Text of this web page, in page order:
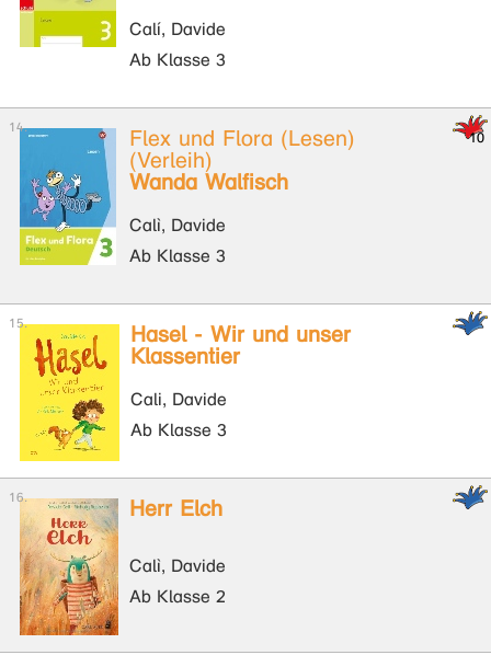
Calí, Davide
Ab Klasse 3
Flex und Flora (Lesen)
(Verleih)
Wanda Walfisch
Calì, Davide
Ab Klasse 3
Hasel - Wir und unser
Klassentier
Cali, Davide
Ab Klasse 3
Herr Elch
Calì, Davide
Ab Klasse 2